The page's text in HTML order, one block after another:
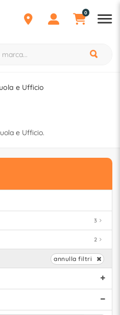
0
e Ufficio
e Ufficio.
3
2
annulla filtri